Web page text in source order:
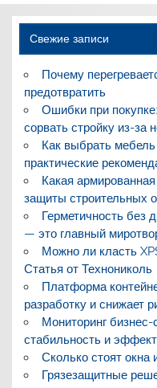
Свежие записи
Почему
предотвратить
Ошибки при
сорвать стройку из-за
Как выбрать мебель
практические
Какая
защиты строительных
Герметичность без
— это главный
Можно ли класть
Статья от Технониколь
Платформа
разработку и снижает
Мониторинг бизнес-
стабильность и
Сколько стоят окна
Грязезащитные